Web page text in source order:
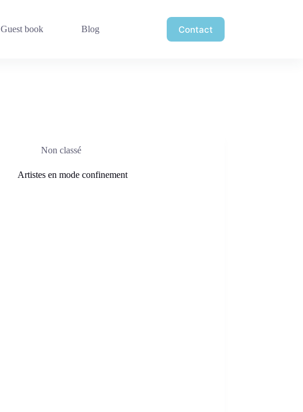
Guest book Blog Contact
Non classé
Artistes en mode confinement